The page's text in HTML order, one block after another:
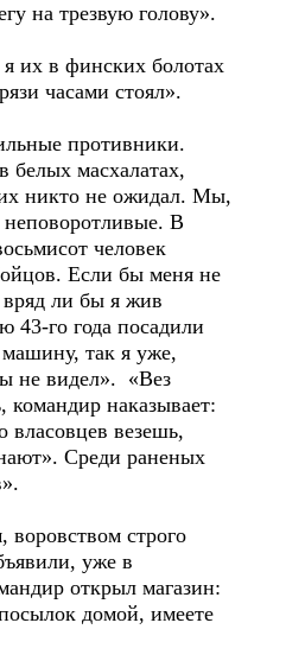
на трезвую голову».
их в финских болотах
часами стоял».
противники.
масхалатах,
никто не ожидал. Мы,
В
человек
Если бы меня не
ли бы я жив
43-го года посадили
так я уже,
не видел». «Вез
командир наказывает:
власовцев везешь,
Среди раненых
строго
уже в
открыл магазин:
домой, имеете